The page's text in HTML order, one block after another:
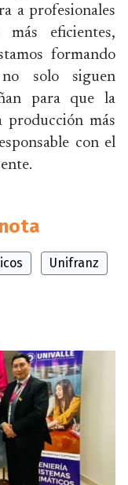
a profesionales
más eficientes,
formando
solo siguen
para que la
producción más
con el
Unifranz